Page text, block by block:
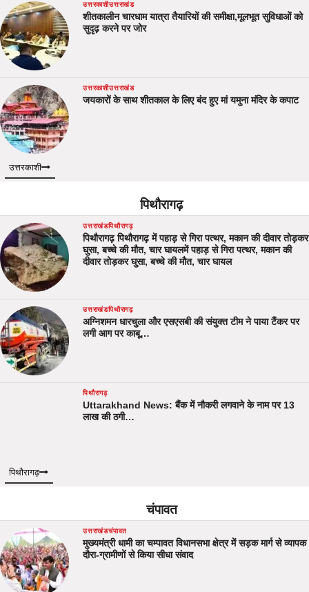
उत्तरकाशीउत्तराखंड
शीतकालीन चारधाम यात्रा तैयारियों की समीक्षा,मूलभूत सुविधाओं को
सुदृढ़ करने पर जोर
उत्तरकाशीउत्तराखंड
जयकारों के साथ शीतकाल के लिए बंद हुए मां यमुना मंदिर के कपाट
उत्तरकाशी
पिथौरागढ़
उत्तराखंडपिथौरागढ़
पिथौरागढ़ पिथौरागढ़ में पहाड़ से गिरा पत्थर, मकान की दीवार तोड़कर
घुसा, बच्चे की मौत, चार घायलमें पहाड़ से गिरा पत्थर, मकान की
दीवार तोड़कर घुसा, बच्चे की मौत, चार घायल
उत्तराखंडपिथौरागढ़
अग्निशमन धारचुला और एसएसबी की संयुक्त टीम ने पाया टैंकर पर
लगी आग पर काबू…
पिथौरागढ़
Uttarakhand News: बैंक में नौकरी लगवाने के नाम पर 13
लाख की ठगी…
पिथौरागढ़
चंपावत
उत्तराखंडचंपावत
मुख्यमंत्री धामी का चम्पावत विधानसभा क्षेत्र में सड़क मार्ग से व्यापक
दौरा-ग्रामीणों से किया सीधा संवाद